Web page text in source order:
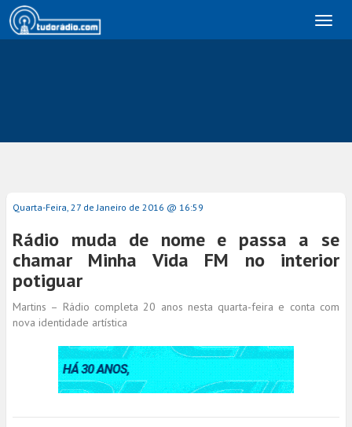
Quarta-Feira, 27 de Janeiro de 2016 @ 16:59
Rádio muda de nome e passa a se
chamar Minha Vida FM no interior
potiguar
Martins – Rádio completa 20 anos nesta quarta-feira e conta com
nova identidade artística